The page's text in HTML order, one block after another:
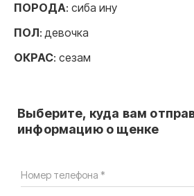
ПОРОДА: сиба ину
ПОЛ: девочка
ОКРАС: сезам
Выберите, куда вам
информацию о щенке
Номер телефона *